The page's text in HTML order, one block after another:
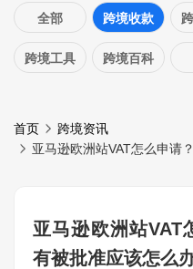
全部 跨境收款
跨境工具 跨境百科
首页
跨境资讯
亚马逊欧洲站VAT怎么申请
亚马逊欧洲站VAT
有被批准应该怎么